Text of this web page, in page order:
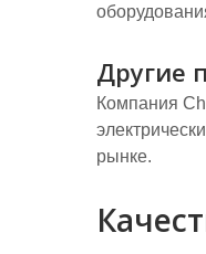
Другие
Компания
рынке.